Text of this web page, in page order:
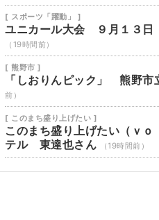
[ スポーツ「躍動」 ]
ユニカール大会 ９月１３
（19時間前）
[ 熊野市 ]
「しおりんピック」 熊野市
前）
[ このまち盛り上げたい ]
このまち盛り上げたい（ｖ
テル 東達也さん
（19時間前）